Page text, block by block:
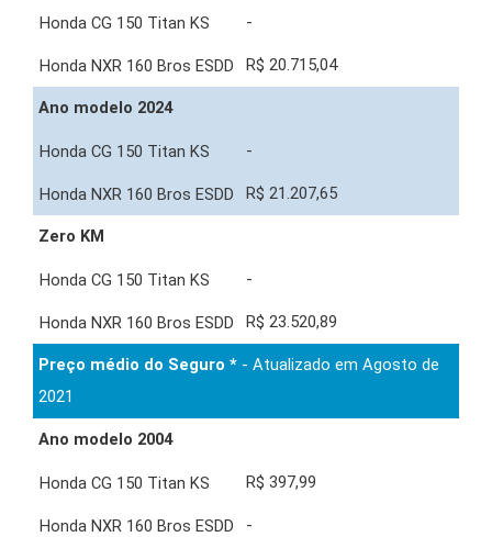
-
R$ 20.715,04
Ano modelo 2024
-
R$ 21.207,65
Zero KM
-
R$ 23.520,89
Preço médio do Seguro * - Atualizado em Agosto de
2021
Ano modelo 2004
R$ 397,99
-